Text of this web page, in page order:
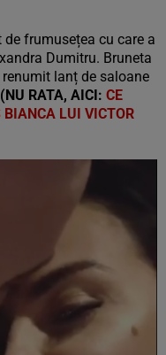
frumusețea cu care a
Dumitru. Bruneta
lanț de saloane
(NU RATA, AICI: CE
LUI VICTOR